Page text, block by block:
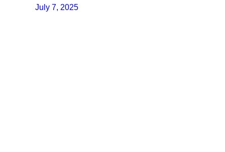
July 7, 2025